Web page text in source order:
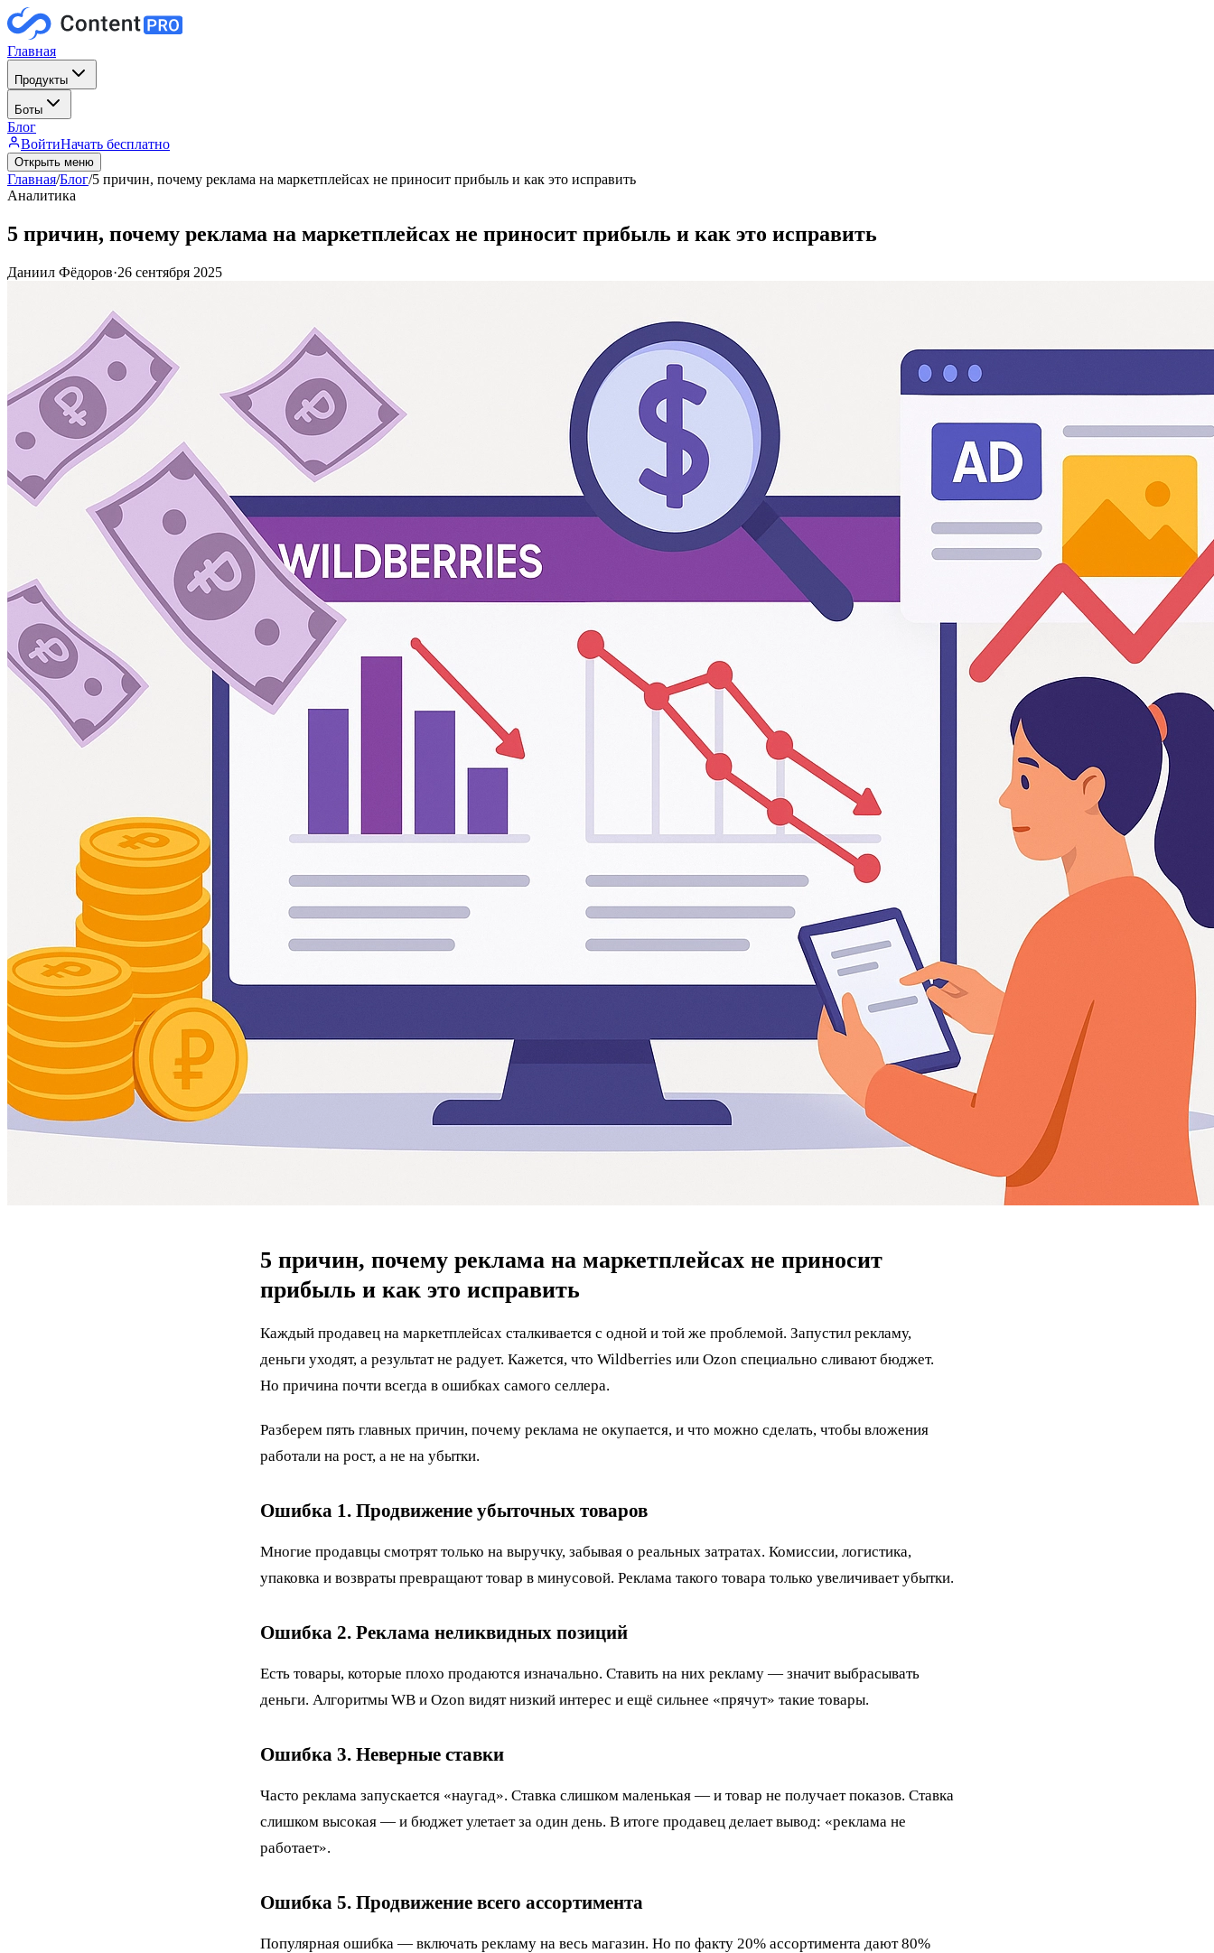
Главная
Продукты
Боты
Блог
ВойтиНачать бесплатно
Открыть меню
Главная/Блог/5 причин, почему реклама на маркетплейсах не приносит прибыль и как это исправить
Аналитика
5 причин, почему реклама на маркетплейсах не приносит прибыль и как это исправить
Даниил Фёдоров·26 сентября 2025
5 причин, почему реклама на маркетплейсах не приносит
прибыль и как это исправить
Каждый продавец на маркетплейсах сталкивается с одной и той же проблемой. Запустил рекламу,
деньги уходят, а результат не радует. Кажется, что Wildberries или Ozon специально сливают бюджет.
Но причина почти всегда в ошибках самого селлера.
Разберем пять главных причин, почему реклама не окупается, и что можно сделать, чтобы вложения
работали на рост, а не на убытки.
Ошибка 1. Продвижение убыточных товаров
Многие продавцы смотрят только на выручку, забывая о реальных затратах. Комиссии, логистика,
упаковка и возвраты превращают товар в минусовой. Реклама такого товара только увеличивает убытки.
Ошибка 2. Реклама неликвидных позиций
Есть товары, которые плохо продаются изначально. Ставить на них рекламу — значит выбрасывать
деньги. Алгоритмы WB и Ozon видят низкий интерес и ещё сильнее «прячут» такие товары.
Ошибка 3. Неверные ставки
Часто реклама запускается «наугад». Ставка слишком маленькая — и товар не получает показов. Ставка
слишком высокая — и бюджет улетает за один день. В итоге продавец делает вывод: «реклама не
работает».
Ошибка 5. Продвижение всего ассортимента
Популярная ошибка — включать рекламу на весь магазин. Но по факту 20% ассортимента дают 80%